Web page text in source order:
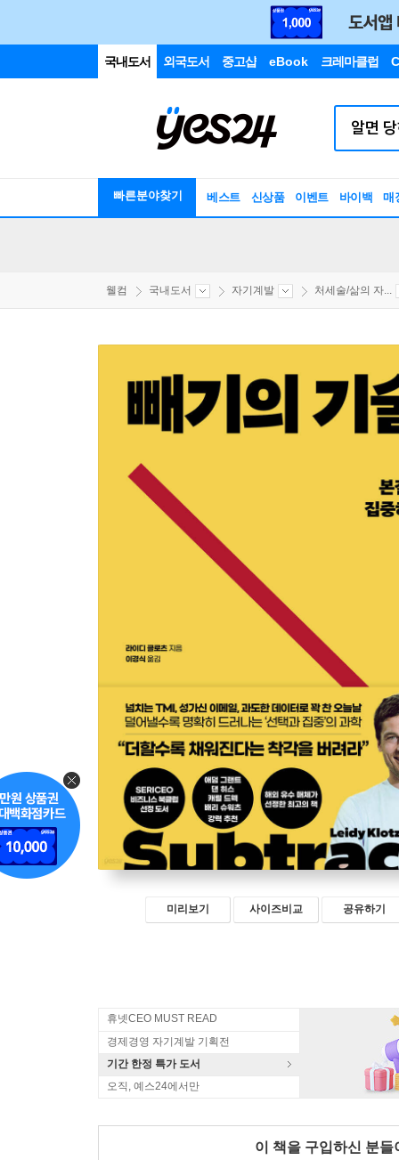
국내도서 외국도서 중고샵 eBook 크레마클럽
빠른분야찾기 베스트 신상품 이벤트 바이백 매
웰컴 국내도서 자기계발 처세술/삶의 자...
미리보기 사이즈비교 공유하기
휴넷CEO MUST READ
경제경영 자기계발 기획전
기간 한정 특가 도서
오직, 예스24에서만
이 책을 구입하신 분